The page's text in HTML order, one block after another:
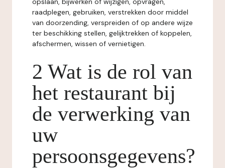
raadplegen, gebruiken, verstrekken door middel
van doorzending, verspreiden of op andere wijze
ter beschikking stellen, gelijktrekken of koppelen,
afschermen, wissen of vernietigen.
2 Wat is de rol van
het restaurant bij
de verwerking van
uw
persoonsgegevens?